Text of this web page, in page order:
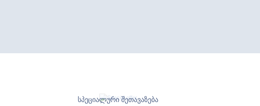
ᲡᲞᲔᲪᲘᲐᲚᲣᲠᲘ ᲨᲔᲗᲐᲕᲐᲖᲔᲑᲐ